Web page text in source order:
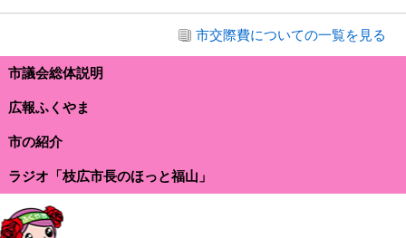
市交際費についての一覧を見る
市議会総体説明
広報ふくやま
市の紹介
ラジオ「枝広市長のほっと福山」